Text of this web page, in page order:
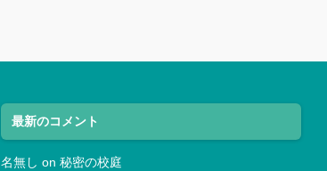
最新のコメント
名無し on 秘密の校庭